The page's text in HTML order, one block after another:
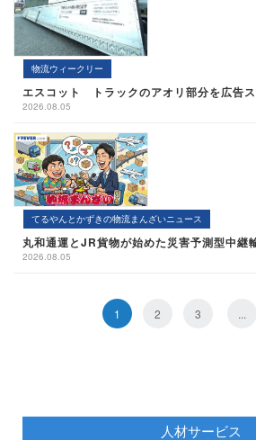
物流ウィークリー
エスコット トラックのアオリ部分を広告
2026.08.05
てるやんとかずきの物流まんざいニュース
丸和通運とJR貨物が始めた災害予測型中継
2026.08.05
1 2 3 ...
人材サービス